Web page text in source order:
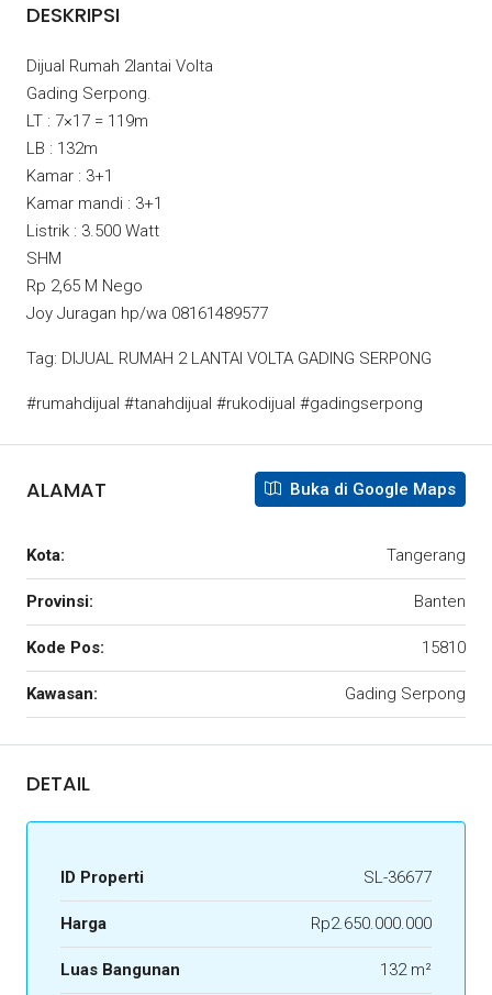
DESKRIPSI
Dijual Rumah 2lantai Volta
Gading Serpong.
LT : 7×17 = 119m
LB : 132m
Kamar : 3+1
Kamar mandi : 3+1
Listrik : 3.500 Watt
SHM
Rp 2,65 M Nego
Joy Juragan hp/wa 08161489577
Tag: DIJUAL RUMAH 2 LANTAI VOLTA GADING SERPONG
#rumahdijual #tanahdijual #rukodijual #gadingserpong
ALAMAT Buka di Google Maps
Kota: Tangerang
Provinsi: Banten
Kode Pos: 15810
Kawasan: Gading Serpong
DETAIL
ID Properti SL-36677
Harga Rp2.650.000.000
Luas Bangunan 132 m²